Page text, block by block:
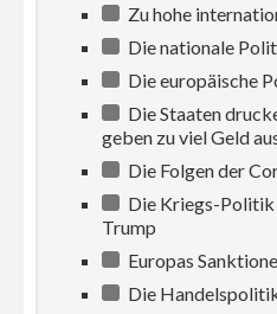
Zu hohe
Die nationale
Die europäische
Die Staaten
geben zu viel Geld
Die Folgen der
Die Kriegs-Politik
Trump
Europas
Die